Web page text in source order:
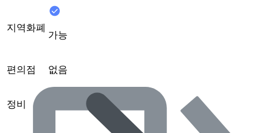
지역화폐
가능
편의점 없음
정비